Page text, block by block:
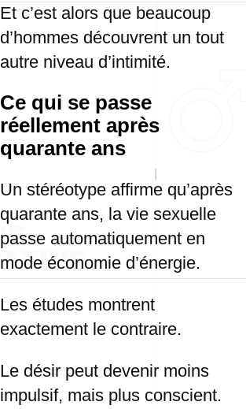
Et c’est alors que beaucoup
d’hommes découvrent un tout
autre niveau d’intimité.
Ce qui se passe
réellement après
quarante ans
Un stéréotype affirme qu’après
quarante ans, la vie sexuelle
passe automatiquement en
mode économie d’énergie.
Les études montrent
exactement le contraire.
Le désir peut devenir moins
impulsif, mais plus conscient.